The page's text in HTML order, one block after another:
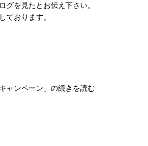
グを見たとお伝え下さい。
ております。
ャンペーン」の続きを読む